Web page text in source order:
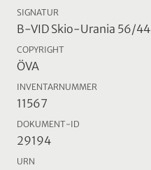
SIGNATUR
B-VID Skio-Urania 56/44
COPYRIGHT
ÖVA
INVENTARNUMMER
11567
DOKUMENT-ID
29194
URN